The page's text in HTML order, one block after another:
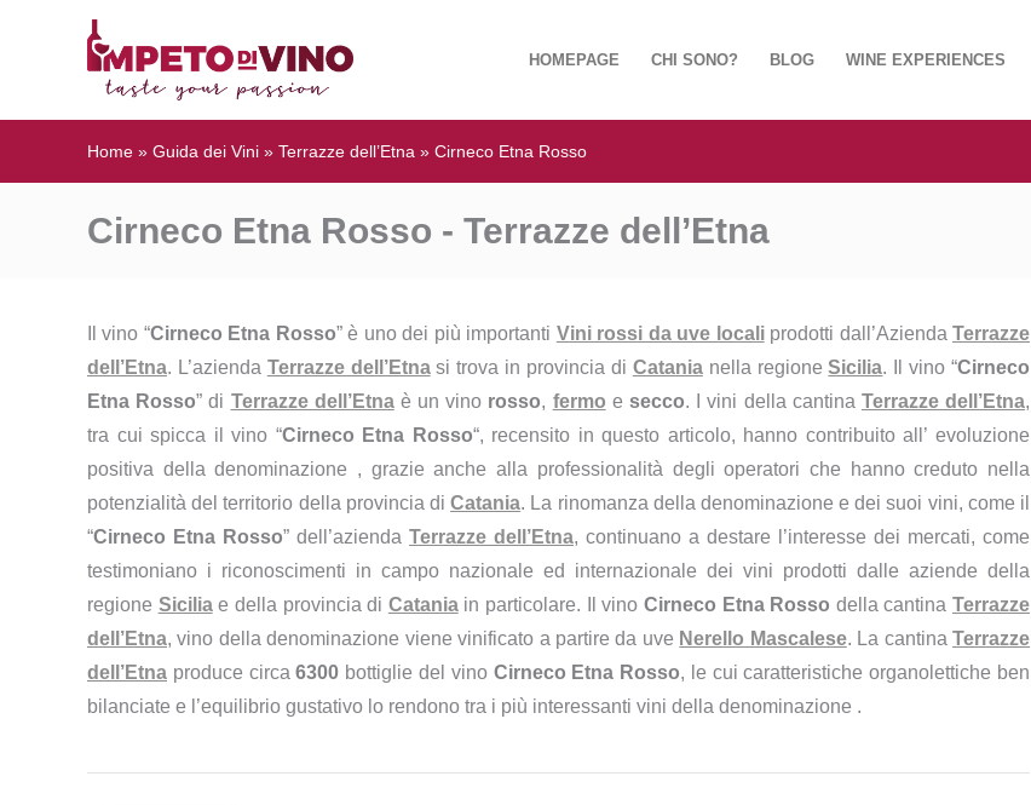
HOMEPAGE CHI SONO? BLOG WINE EXPERIENCES
Home » Guida dei Vini » Terrazze dell’Etna » Cirneco Etna Rosso
Cirneco Etna Rosso - Terrazze dell’Etna
Il vino “Cirneco Etna Rosso” è uno dei più importanti Vini rossi da uve localiprodotti dall’AziendaTerrazze
dell’Etna. L’azienda Terrazze dell’Etnasi trova in provincia di Catanianella regioneSicilia. Il vino “Cirneco
Etna Rosso” di Terrazze dell’Etnaè un vino rosso, fermo e secco. I vini della cantina Terrazze dell’Etna,
tra cui spicca il vino “Cirneco Etna Rosso“, recensito in questo articolo, hanno contribuito all’ evoluzione
positiva della denominazione , grazie anche alla professionalità degli operatori che hanno creduto nella
potenzialità del territorio della provincia diCatania. La rinomanza della denominazione e dei suoi vini, come il
“Cirneco Etna Rosso” dell’azienda Terrazze dell’Etna, continuano a destare l’interesse dei mercati, come
testimoniano i riconoscimenti in campo nazionale ed internazionale dei vini prodotti dalle aziende della
regione Siciliae della provincia di Cataniain particolare. Il vino Cirneco Etna Rosso della cantina Terrazze
dell’Etna, vino della denominazione viene vinificato a partire da uve Nerello Mascalese. La cantinaTerrazze
dell’Etna produce circa6300 bottiglie del vino Cirneco Etna Rosso, le cui caratteristiche organolettiche ben
bilanciate e l’equilibrio gustativo lo rendono tra i più interessanti vini della denominazione .